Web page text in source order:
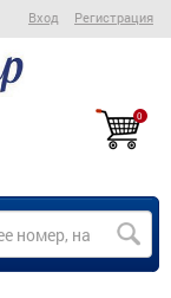
Вход Регистрация
0